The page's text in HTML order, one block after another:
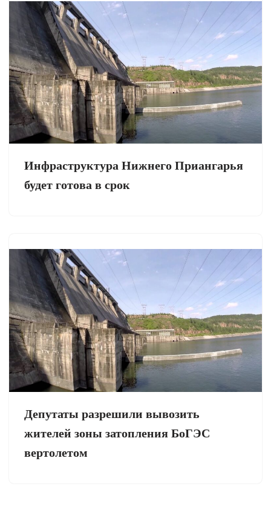
Инфраструктура Нижнего Приангарья
будет готова в срок
Депутаты разрешили вывозить
жителей зоны затопления БоГЭС
вертолетом